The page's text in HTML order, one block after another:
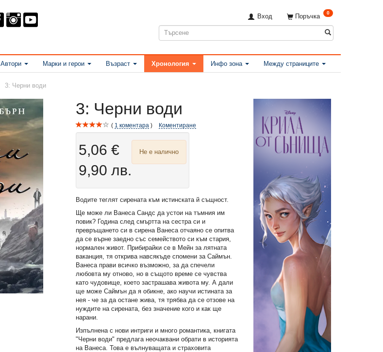
Поръчка 0
Вход
Автори Марки и герои Възраст Хронология Инфо зона Между страниците
3: Черни води
3: Черни води
1 коментара Коментиране
5,06 €
9,90 лв.
Не е налично
Водите теглят сирената към истинската й същност.
Ще може ли Ванеса Сандс да устои на тъмния им
повик? Година след смъртта на сестра си и
превръщането си в сирена Ванеса отчаяно се опитва
да се върне заедно със семейството си към стария,
нормален живот. Прибирайки се в Мейн за лятната
ваканция, тя открива навсякъде спомени за Саймън.
Ванеса прави всичко възможно, за да спечели
любовта му отново, но в същото време се чувства
като чудовище, което застрашава живота му. А дали
ще може Саймън да я обикне, ако научи истината за
нея - че за да остане жива, тя трябва да се отзове на
нуждите на сирената, без значение кого и как ще
нарани.
Изпълнена с нови интриги и много романтика, книгата
"Черни води" предлага неочаквани обрати в историята
на Ванеса. Това е вълнуващата и страховита